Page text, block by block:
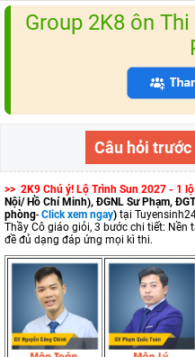
Group 2K8 ôn
Câu hỏi trước
>> 2K9 Chú ý! Lộ Trình Sun 2027 - 1
Nội/ Hồ Chí Minh), ĐGNL Sư Phạm,
phòng- Click xem ngay) tại
Thầy Cô giáo giỏi, 3 bước chi tiết: Nền
đề đủ dạng đáp ứng mọi kì thi.